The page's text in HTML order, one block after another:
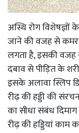
अस्थि रोग विशेषज्ञों
जाने की वजह से कमर
लगता है, इसकी वजह
दबाव से पीड़ित के
इसके अलावा स्लिप
रीढ़ की हड्डी की
का सीधा संबंध
रीढ़ की हड्डियां काम